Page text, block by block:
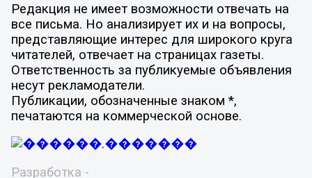
Редакция не имеет возможности отвечать на
все письма. Но анализирует их и на вопросы,
представляющие интерес для широкого круга
читателей, отвечает на страницах газеты.
Ответственность за публикуемые объявления
несут рекламодатели.
Публикации, обозначенные знаком *,
печатаются на коммерческой основе.
Разработка -